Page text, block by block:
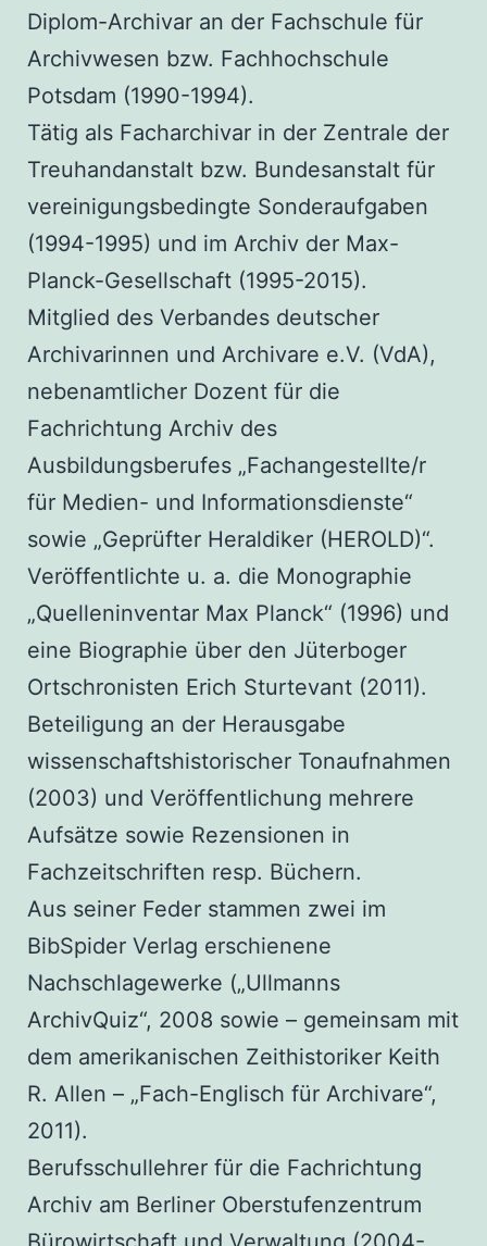
Diplom-Archivar an der Fachschule für
Archivwesen bzw. Fachhochschule
Potsdam (1990-1994).
Tätig als Facharchivar in der Zentrale der
Treuhandanstalt bzw. Bundesanstalt für
vereinigungsbedingte Sonderaufgaben
(1994-1995) und im Archiv der Max-
Planck-Gesellschaft (1995-2015).
Mitglied des Verbandes deutscher
Archivarinnen und Archivare e.V. (VdA),
nebenamtlicher Dozent für die
Fachrichtung Archiv des
Ausbildungsberufes „Fachangestellte/r
für Medien- und Informationsdienste“
sowie „Geprüfter Heraldiker (HEROLD)“.
Veröffentlichte u. a. die Monographie
„Quelleninventar Max Planck“ (1996) und
eine Biographie über den Jüterboger
Ortschronisten Erich Sturtevant (2011).
Beteiligung an der Herausgabe
wissenschaftshistorischer Tonaufnahmen
(2003) und Veröffentlichung mehrere
Aufsätze sowie Rezensionen in
Fachzeitschriften resp. Büchern.
Aus seiner Feder stammen zwei im
BibSpider Verlag erschienene
Nachschlagewerke („Ullmanns
ArchivQuiz“, 2008 sowie – gemeinsam mit
dem amerikanischen Zeithistoriker Keith
R. Allen – „Fach-Englisch für Archivare“,
2011).
Berufsschullehrer für die Fachrichtung
Archiv am Berliner Oberstufenzentrum